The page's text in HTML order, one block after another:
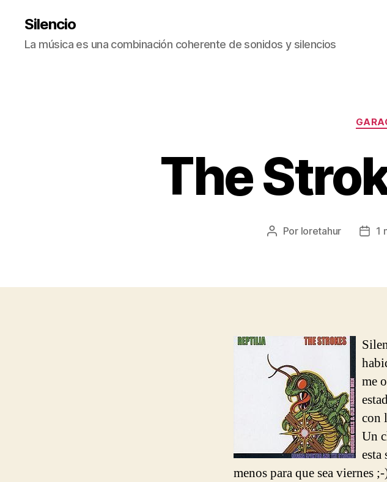
Silencio
La música es una combinación coherente de sonidos y silencios
The
Autor
Por loretahur 1
me
con
Un
esta
menos para que sea viernes